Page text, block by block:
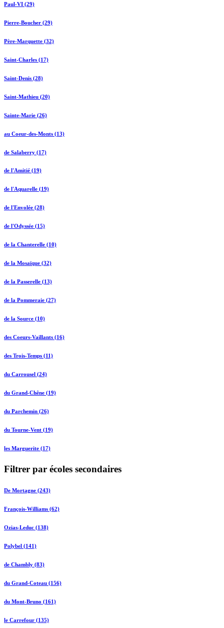
Paul-VI (29)
Pierre-Boucher (29)
Père-Marquette (32)
Saint-Charles (17)
Saint-Denis (28)
Saint-Mathieu (20)
Sainte-Marie (26)
au Coeur-des-Monts (13)
de Salaberry (17)
de l'Amitié (19)
de l'Aquarelle (19)
de l'Envolée (28)
de l'Odyssée (15)
de la Chanterelle (10)
de la Mosaïque (32)
de la Passerelle (13)
de la Pommeraie (27)
de la Source (10)
des Coeurs-Vaillants (16)
des Trois-Temps (11)
du Carrousel (24)
du Grand-Chêne (19)
du Parchemin (26)
du Tourne-Vent (19)
les Marguerite (17)
Filtrer par écoles secondaires
De Mortagne (243)
François-Williams (62)
Ozias-Leduc (138)
Polybel (141)
de Chambly (83)
du Grand-Coteau (156)
du Mont-Bruno (161)
le Carrefour (135)